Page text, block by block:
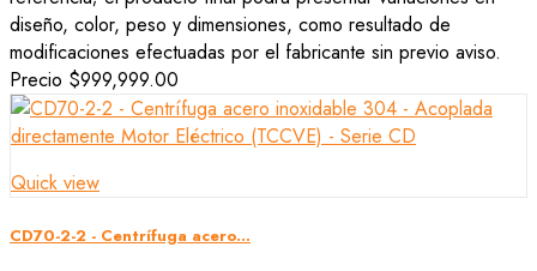
diseño, color, peso y dimensiones, como resultado de
modificaciones efectuadas por el fabricante sin previo aviso.
Precio $999,999.00
Quick view
CD70-2-2 - Centrífuga acero...